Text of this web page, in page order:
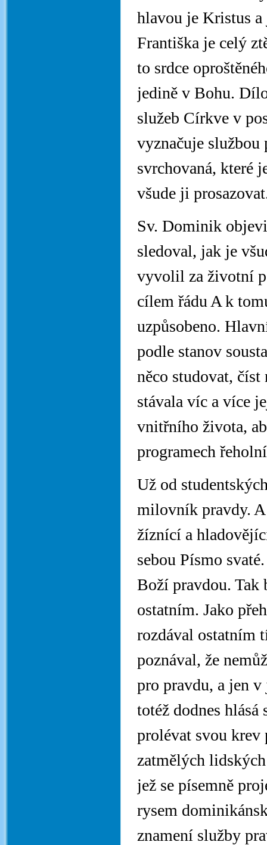
hlavou je Kristus a
Františka je celý
to srdce
jedině v Bohu.
služeb Církve v
vyznačuje službou
svrchovaná, které
všude ji
Sv. Dominik
sledoval, jak je
vyvolil za životní
cílem řádu A k
uzpůsobeno.
podle stanov
něco studovat, číst
stávala víc a více
vnitřního života,
programech
Už od
milovník pravdy. A
žíznící a
sebou Písmo
Boží pravdou. Tak
ostatním. Jako
rozdával ostatním
poznával, že
pro pravdu, a jen
totéž dodnes
prolévat svou krev
zatmělých
jež se písemně
rysem
znamení služby